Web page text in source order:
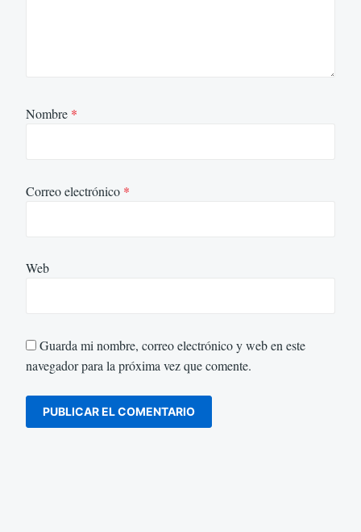
Nombre *
Correo electrónico *
Web
Guarda mi nombre, correo electrónico y web en este
navegador para la próxima vez que comente.